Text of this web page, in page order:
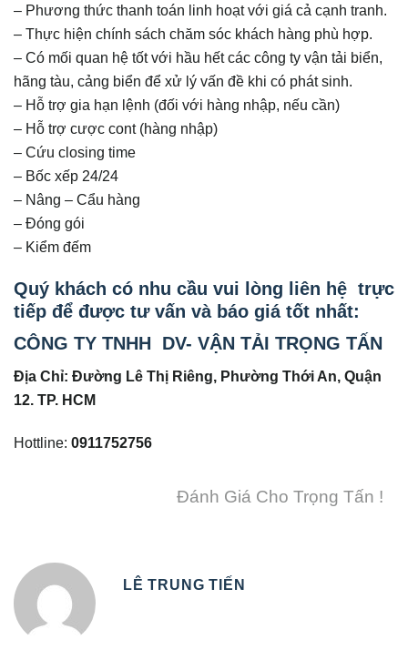
– Phương thức thanh toán linh hoạt với giá cả cạnh tranh.
– Thực hiện chính sách chăm sóc khách hàng phù hợp.
– Có mối quan hệ tốt với hầu hết các công ty vận tải biển,
hãng tàu, cảng biển để xử lý vấn đề khi có phát sinh.
– Hỗ trợ gia hạn lệnh (đối với hàng nhập, nếu cần)
– Hỗ trợ cược cont (hàng nhập)
– Cứu closing time
– Bốc xếp 24/24
– Nâng – Cẩu hàng
– Đóng gói
– Kiểm đếm
Quý khách có nhu cầu vui lòng liên hệ trực
tiếp để được tư vấn và báo giá tốt nhất:
CÔNG TY TNHH DV- VẬN TẢI TRỌNG TẤN
Địa Chỉ: Đường Lê Thị Riêng, Phường Thới An, Quận
12. TP. HCM
Hottline: 0911752756
Đánh Giá Cho Trọng Tấn !
LÊ TRUNG TIẾN